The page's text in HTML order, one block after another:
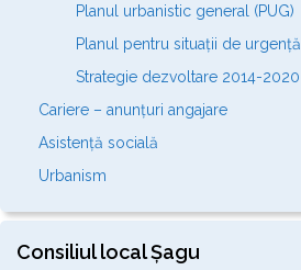
Planul urbanistic general (PUG)
Planul pentru situații de urgență
Strategie dezvoltare 2014-2020
Cariere – anunțuri angajare
Asistență socială
Urbanism
Consiliul local Șagu